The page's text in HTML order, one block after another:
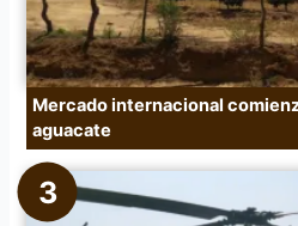
Mercado internacional
aguacate